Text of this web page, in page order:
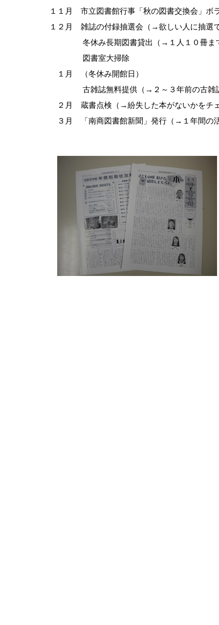
１１月 市立図書館行事「秋の図書交換会」ボ
１２月 雑誌の付録抽選会（→欲しい人に抽選
冬休み長期図書貸出（→１人１０冊ま
図書室大掃除
１月 （冬休み開館日）
古雑誌無料提供（→２～３年前の古雑誌
２月 蔵書点検（→紛失した本がないかをチ
３月 「南商図書館新聞」発行（→１年間の活